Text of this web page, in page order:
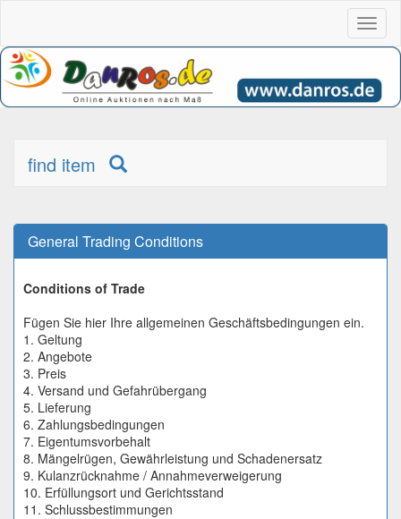
find item
General Trading Conditions
Conditions of Trade
Fügen Sie hier Ihre allgemeinen Geschäftsbedingungen ein.
1. Geltung
2. Angebote
3. Preis
4. Versand und Gefahrübergang
5. Lieferung
6. Zahlungsbedingungen
7. Eigentumsvorbehalt
8. Mängelrügen, Gewährleistung und Schadenersatz
9. Kulanzrücknahme / Annahmeverweigerung
10. Erfüllungsort und Gerichtsstand
11. Schlussbestimmungen